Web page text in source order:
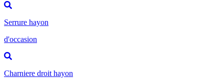
Serrure hayon
d'occasion
Charniere droit hayon